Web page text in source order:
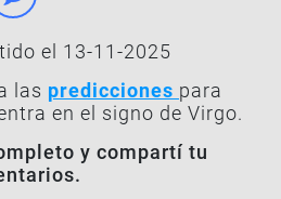
el 13-11-2025
las predicciones para
en el signo de Virgo.
y compartí tu